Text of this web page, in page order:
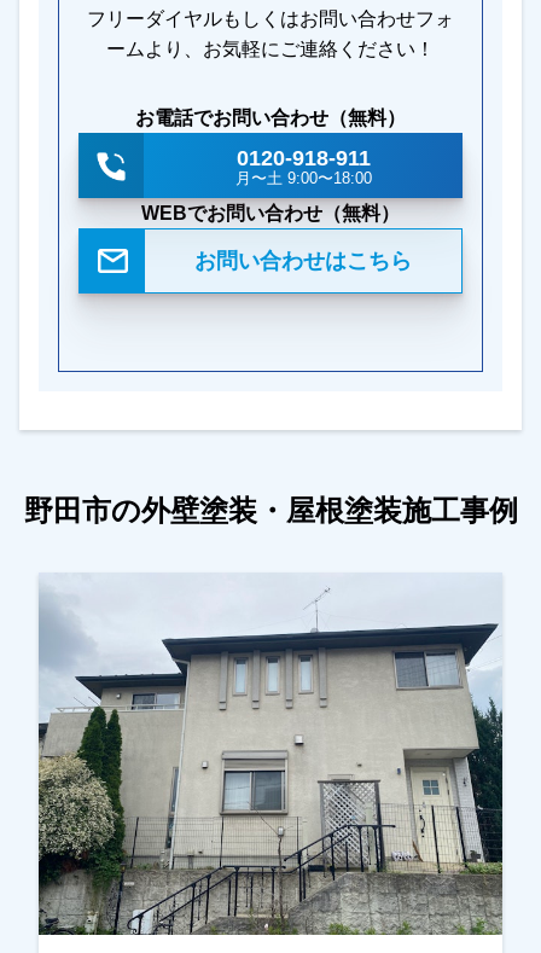
フリーダイヤルもしくはお問い合わせフォ
ームより、お気軽にご連絡ください！
お電話でお問い合わせ（無料）
0120-918-911
月〜土 9:00〜18:00
WEBでお問い合わせ（無料）
お問い合わせはこちら
野田市の外壁塗装・屋根塗装施工事例